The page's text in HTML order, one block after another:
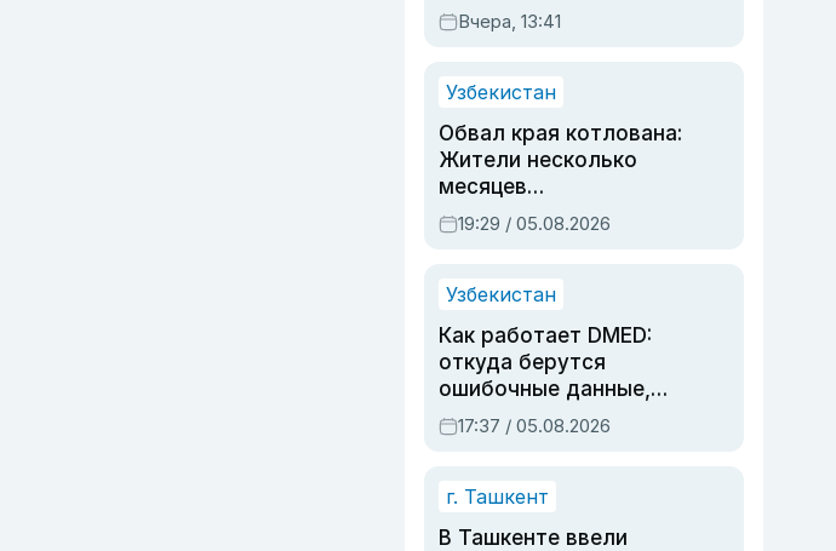
Вчера, 13:41
Узбекистан
Обвал края котлована:
Жители несколько
месяцев
предупреждали об
опасности, но стройка
19:29 / 05.08.2026
Узбекистан
Как работает DMED:
откуда берутся
ошибочные данные,
дубли аккаунтов и
очереди по онлайн-
17:37 / 05.08.2026
г. Ташкент
В Ташкенте ввели